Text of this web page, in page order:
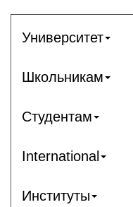
Университет
Школьникам
Студентам
International
Институты